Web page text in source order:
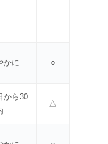
かに ○
から30
△